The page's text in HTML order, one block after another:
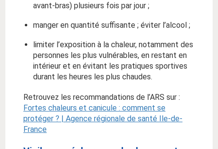
avant-bras) plusieurs fois par jour ;
manger en quantité suffisante ; éviter l’alcool ;
limiter l’exposition à la chaleur, notamment des
personnes les plus vulnérables, en restant en
intérieur et en évitant les pratiques sportives
durant les heures les plus chaudes.
Retrouvez les recommandations de l’ARS sur :
Fortes chaleurs et canicule : comment se
protéger ? | Agence régionale de santé Ile-de-
France